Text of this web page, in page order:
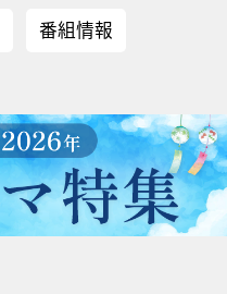
番組情報